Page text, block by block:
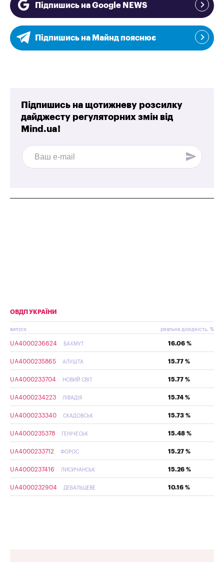
Підпишись на Google NEWS
Підпишись на Майнд пояснює
Підпишись на щотижневу розсилку
дайджесту регуляторних змін від
Mind.ua!
ОВДП УКРАЇНИ
випуск реальна дохідність, %
UA4000236624 БАХМУТ 16.06 %
UA4000235865 АЛУШТА 15.77 %
UA4000233704 НОВИЙ СВІТ 15.77 %
UA4000234223 ЛІВАДІЯ 15.74 %
UA4000233340 СКАДОВСЬК 15.73 %
UA4000235378 ГЕНІЧЕСЬК 15.48 %
UA4000233712 ФОРОС 15.27 %
UA4000237416 ЛИСИЧАНСЬК 15.26 %
UA4000232904 ДЕБАЛЬЦЕВЕ 10.16 %